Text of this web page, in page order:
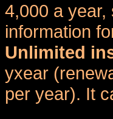
4,000 a
information
Unlimited
yxear
per year). It